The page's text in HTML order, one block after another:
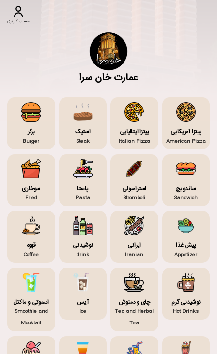
حساب کاربری
عمارت خان سرا
پیتزا آمریکایی
American Pizza
پیتزا ایتالیایی
Italian Pizza
استیک
Steak
برگر
Burger
ساندویچ
Sandwich
استرامبولی
Stromboli
پاستا
Pasta
سوخاری
Fried
پیش غذا
Appetizer
ایرانی
Iranian
نوشیدنی
drink
قهوه
Coffee
نوشیدنی گرم
Hot Drinks
چای و دمنوش
Tea and Herbal
Tea
آیس
Ice
اسموتی و ماکتل
Smoothie and
Mocktail